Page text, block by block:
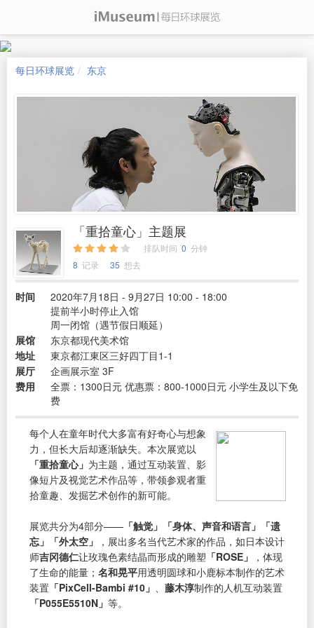
每日环球展览 东京
「重拾童心」主题展
排队时间 0 分钟
8 记录 35 想去
时间
2020年7月18日 - 9月27日 10:00 - 18:00
提前半小时停止入馆
周一闭馆（遇节假日顺延）
展馆
东京都现代美术馆
地址
東京都江東区三好四丁目1-1
展厅
企画展示室 3F
费用
全票：1300日元 优惠票：800-1000日元 小学生及以下免
费
每个人在童年时代大多富有好奇心与想象
力，但长大后却逐渐缺失。本次展览以
「重拾童心」 为主题，通过互动装置、影
像短片及视觉艺术作品等，带领参观者重
拾童趣、发掘艺术创作的新可能。
展览共分为4部分—— 「触觉」「身体、声音和语言」「遗
忘」「外太空」
，展出多名当代艺术家的作品，如日本设计
师吉冈德仁让玫瑰色素结晶而形成的雕塑 「ROSE」
，体现
了生命的能量； 名和晃平用透明圆球和小鹿标本制作的艺术
装置 「PixCell-Bambi #10」 藤木淳制作的人机互动装置
「P055E5510N」 等。